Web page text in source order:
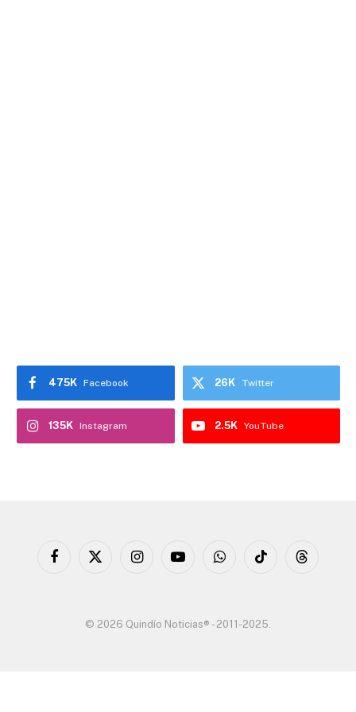
Facebook
475K Twitter
26K
Instagram
135K YouTube
2.5K
Facebook
X
InstagramYouTubeWhatsAppTikTok Threads
© 2026 Quindío Noticias® - 2011-2025.